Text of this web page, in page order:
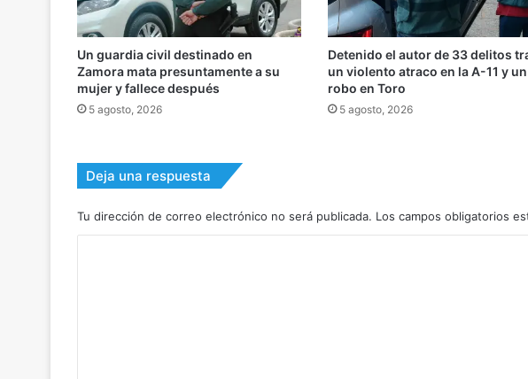
Un guardia civil destinado en
Zamora mata presuntamente a su
mujer y fallece después
5 agosto, 2026
Detenido el autor de 33 delitos
un violento atraco en la A-11 y un
robo en Toro
5 agosto, 2026
Deja una respuesta
Tu dirección de correo electrónico no será publicada. Los campos obligatorios